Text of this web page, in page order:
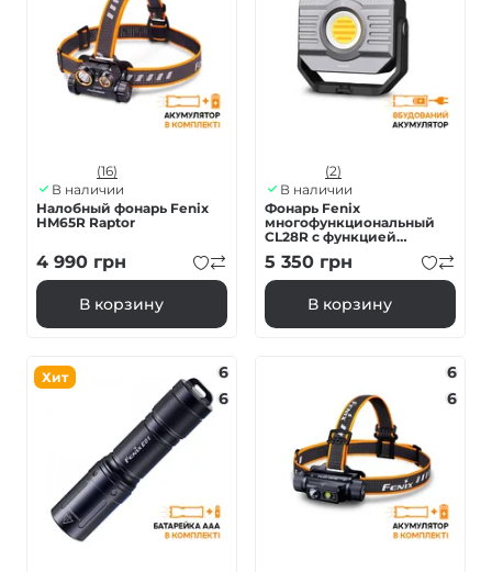
(16)
В наличии
Налобный фонарь Fenix
HM65R Raptor
4 990 грн
В корзину
(2)
В наличии
Фонарь Fenix
многофункциональный
CL28R с функцией
Powerbank (10 000 mAh)
5 350 грн
В корзину
Хит
6
6
6
6